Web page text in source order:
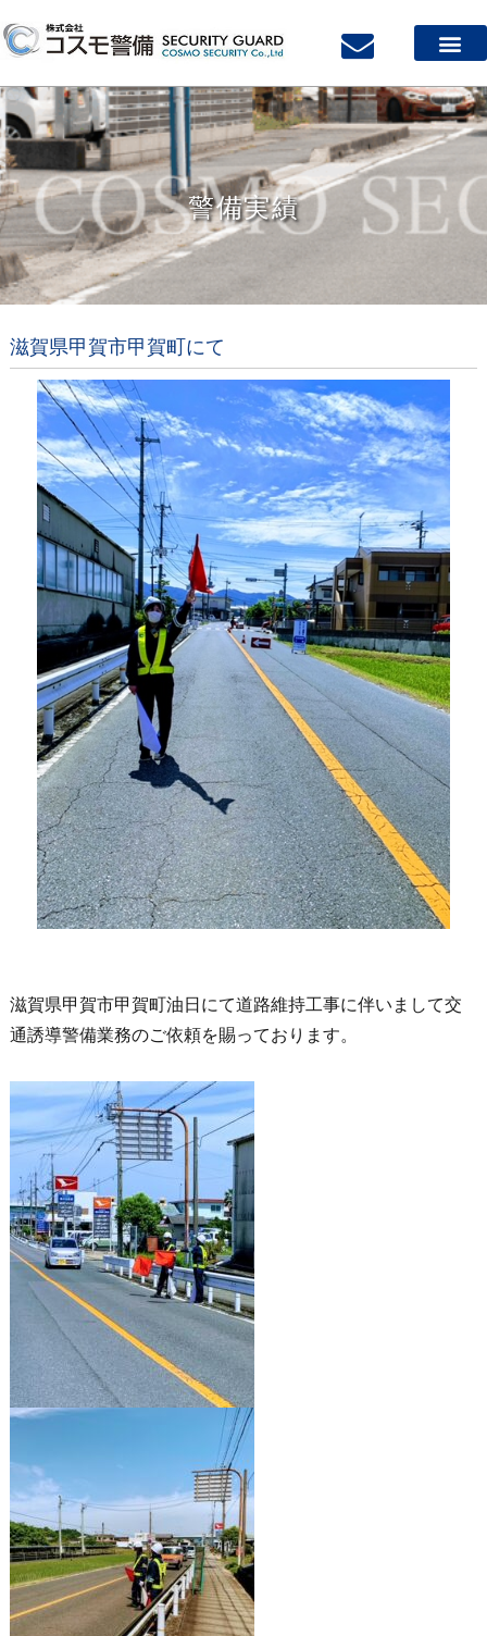
警備実績
滋賀県甲賀市甲賀町にて
滋賀県甲賀市甲賀町油日にて道路維持工事に伴いまして交
通誘導警備業務のご依頼を賜っております。